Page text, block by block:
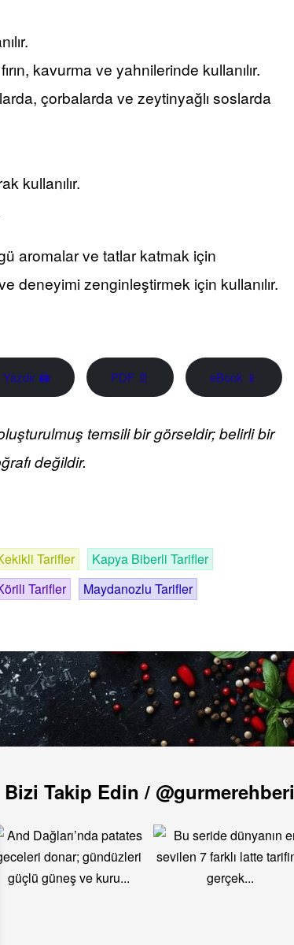
kavurma ve yahnilerinde kullanılır.
çorbalarda ve zeytinyağlı soslarda
kullanılır.
aromalar ve tatlar katmak için
deneyimi zenginleştirmek için kullanılır.
Yazdır 🖨 PDF 📄 eBook 📱
temsili bir görseldir; belirli bir
değildir.
Tarifler
Kapya Biberli Tarifler
Tarifler Maydanozlu Tarifler
Bizi Takip Edin / @gurmerehberi